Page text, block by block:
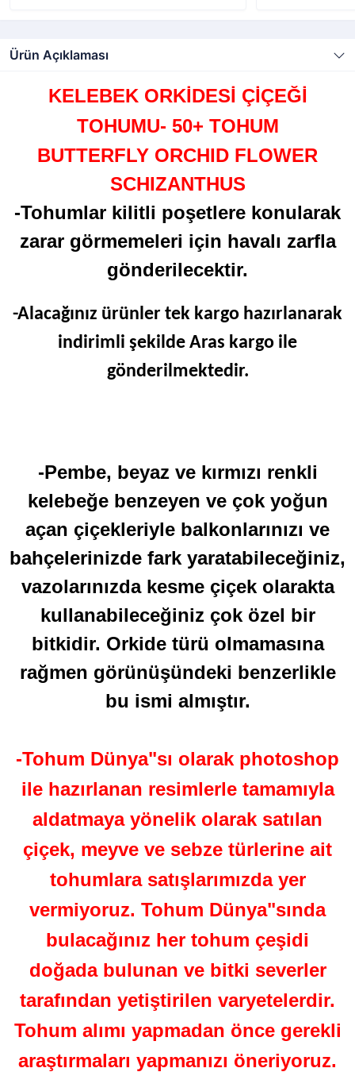
Ürün Açıklaması
KELEBEK ORKİDESİ ÇİÇEĞİ
TOHUMU- 50+ TOHUM
BUTTERFLY ORCHID FLOWER
SCHIZANTHUS
-Tohumlar kilitli poşetlere konularak
zarar görmemeleri için havalı zarfla
gönderilecektir.
-Alacağınız ürünler tek kargo hazırlanarak
indirimli şekilde Aras kargo ile
gönderilmektedir.
-Pembe, beyaz ve kırmızı renkli
kelebeğe benzeyen ve çok yoğun
açan çiçekleriyle balkonlarınızı ve
bahçelerinizde fark yaratabileceğiniz,
vazolarınızda kesme çiçek olarakta
kullanabileceğiniz çok özel bir
bitkidir. Orkide türü olmamasına
rağmen görünüşündeki benzerlikle
bu ismi almıştır.
-Tohum Dünya"sı olarak photoshop
ile hazırlanan resimlerle tamamıyla
aldatmaya yönelik olarak satılan
çiçek, meyve ve sebze türlerine ait
tohumlara satışlarımızda yer
vermiyoruz. Tohum Dünya"sında
bulacağınız her tohum çeşidi
doğada bulunan ve bitki severler
tarafından yetiştirilen varyetelerdir.
Tohum alımı yapmadan önce gerekli
araştırmaları yapmanızı öneriyoruz.